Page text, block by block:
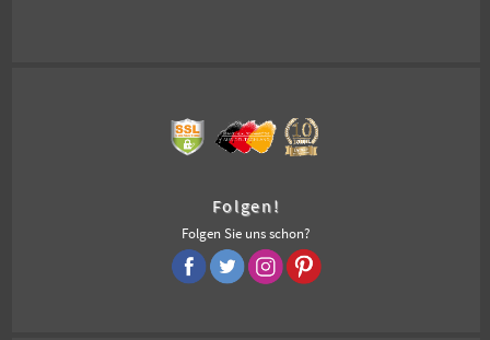
Folgen!
Folgen Sie uns schon?